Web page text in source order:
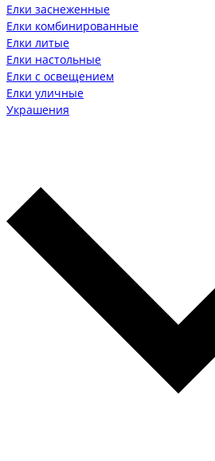
Елки заснеженные
Елки комбинированные
Елки литые
Елки настольные
Елки с освещением
Елки уличные
Украшения